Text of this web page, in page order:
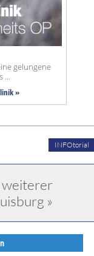
gelungene
...
»
INFOtorial
»